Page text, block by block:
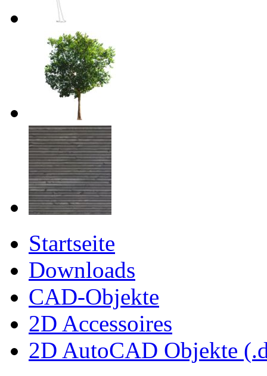
Startseite
Downloads
CAD-Objekte
2D Accessoires
2D AutoCAD Objekte